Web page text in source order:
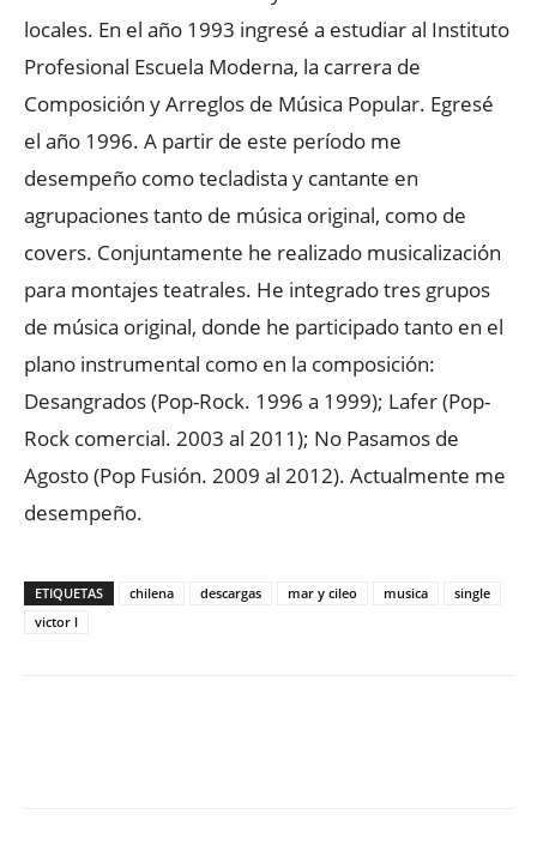
locales. En el año 1993 ingresé a estudiar al Instituto
Profesional Escuela Moderna, la carrera de
Composición y Arreglos de Música Popular. Egresé
el año 1996. A partir de este período me
desempeño como tecladista y cantante en
agrupaciones tanto de música original, como de
covers. Conjuntamente he realizado musicalización
para montajes teatrales. He integrado tres grupos
de música original, donde he participado tanto en el
plano instrumental como en la composición:
Desangrados (Pop-Rock. 1996 a 1999); Lafer (Pop-
Rock comercial. 2003 al 2011); No Pasamos de
Agosto (Pop Fusión. 2009 al 2012). Actualmente me
desempeño.
ETIQUETAS chilena descargas mar y cileo musica
single
victor l